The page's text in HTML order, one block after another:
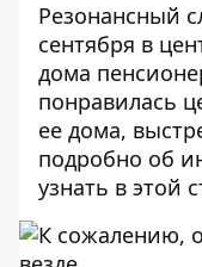
Резонансный
сентября в
дома
понравилась
ее дома,
подробно об
узнать в этой